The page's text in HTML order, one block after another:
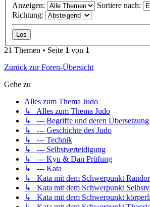
Anzeigen:
Sortiere nach:
Richtung:
21 Themen • Seite 1 von 1
Zurück zur Foren-Übersicht
Gehe zu
Alles zum Thema Judo
↳ Alles zum Thema Judo
↳ --- Begriffe und deren
↳ --- Geschichte des Judo
↳ --- Technik
↳ --- Selbstverteidigung
↳ --- Kyu & Dan Prüfung
↳ --- Kata
↳ Kata mit dem Schwerpunkt
↳ Kata mit dem Schwerpunkt
↳ Kata mit dem Schwerpunkt